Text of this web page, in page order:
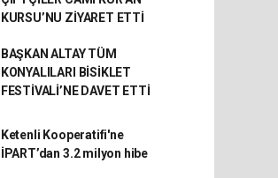
KURSU’NU ZİYARET ETTİ
BAŞKAN ALTAY TÜM
KONYALILARI BİSİKLET
FESTİVALİ’NE DAVET ETTİ
Ketenli Kooperatifi'ne
İPART’dan 3.2 milyon hibe